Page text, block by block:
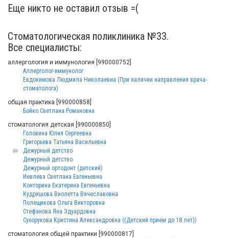
Еще никто не оставил отзыв =(
Стоматологическая поликлиника №33.
Все специалисты:
аллергология и иммунология [990000752]
Аллерголог-иммунолог
Евдокимова Людмила Николаевна (При наличии направления врача-
стоматолога)
общая практика [990000858]
Бойко Светлана Романовна
стоматология детская [990000850]
Головина Юлия Сергеевна
Григорьева Татьяна Васильевна
Дежурный детство
Дежурный детство.
Дежурный ортодонт (детский)
Иевлева Светлана Евгеньевна
Конторина Екатерина Евгеньевна
Кудряшова Виолетта Вячеславовна
Полещикова Ольга Викторовна
Стефанова Яна Эдуардовна
Сухорукова Кристина Александровна ((Детский прием до 18 лет))
стоматология общей практики [990000817]